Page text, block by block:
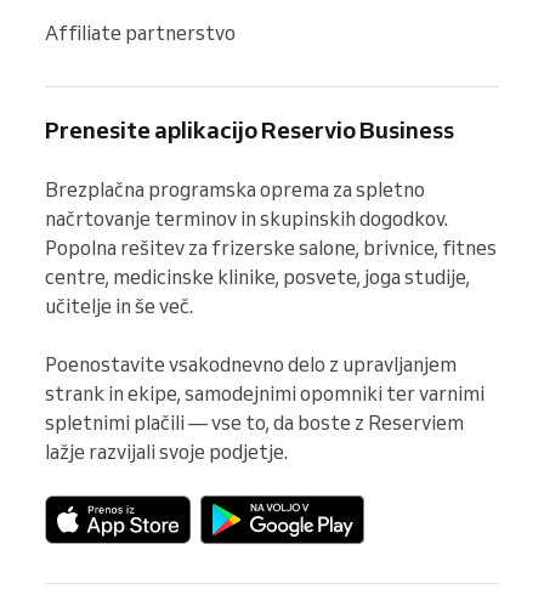
Affiliate partnerstvo
Prenesite aplikacijo Reservio Business
Brezplačna programska oprema za spletno
načrtovanje terminov in skupinskih dogodkov.
Popolna rešitev za frizerske salone, brivnice, fitnes
centre, medicinske klinike, posvete, joga studije,
učitelje in še več.
Poenostavite vsakodnevno delo z upravljanjem
strank in ekipe, samodejnimi opomniki ter varnimi
spletnimi plačili — vse to, da boste z Reserviem
lažje razvijali svoje podjetje.